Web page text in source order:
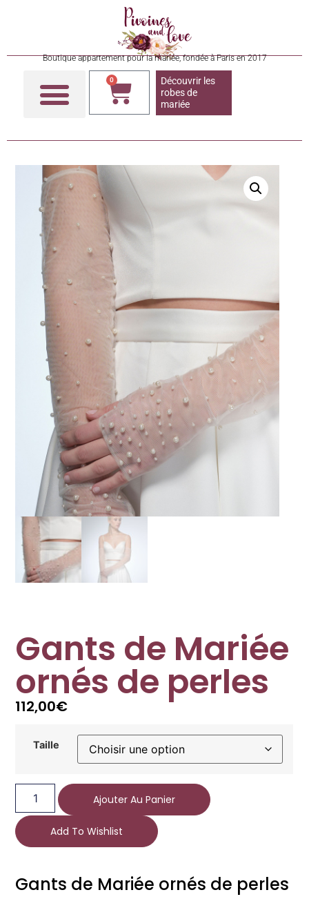
Boutique appartement pour la mariée, fondée à Paris en 2017
0
Découvrir les
robes de
mariée
Gants de Mariée
ornés de perles
112,00€
Taille
Ajouter Au Panier
Add To Wishlist
Gants de Mariée ornés de perles